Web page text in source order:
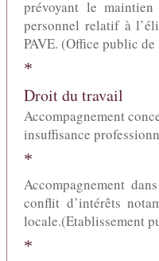
prévoyant le
personnel relatif à
PAVE. (Office public
*
Droit du travail
Accompagnement
insuffisance
*
Accompagnement
conflit d’intérêts
locale.(Etablissement
*